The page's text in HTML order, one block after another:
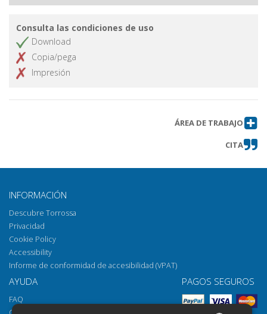
Consulta las condiciones de uso
Download
Copia/pega
Impresión
ÁREA DE TRABAJO
CITA
INFORMACIÓN
Descubre Torrossa
Privacidad
Cookie Policy
Accessibility
Informe de conformidad de accesibilidad (VPAT)
AYUDA
FAQ
PAGOS SEGUROS